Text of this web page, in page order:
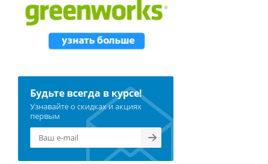
Будьте всегда в курсе!
Узнавайте о скидках и акциях
первым